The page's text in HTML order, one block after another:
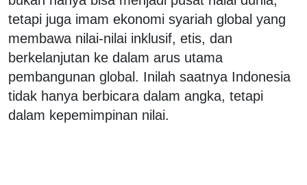
tetapi juga imam ekonomi syariah global yang
membawa nilai-nilai inklusif, etis, dan
berkelanjutan ke dalam arus utama
pembangunan global. Inilah saatnya Indonesia
tidak hanya berbicara dalam angka, tetapi
dalam kepemimpinan nilai.